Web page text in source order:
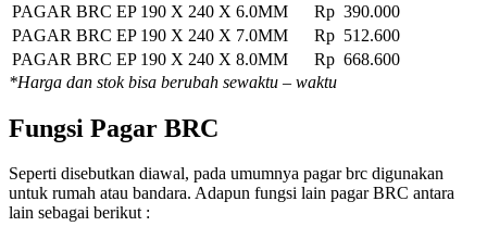
PAGAR BRC EP 190 X 240 X 6.0MM
Rp 390.000
PAGAR BRC EP 190 X 240 X 7.0MM
Rp 512.600
PAGAR BRC EP 190 X 240 X 8.0MM
Rp 668.600
*Harga dan stok bisa berubah sewaktu – waktu
Fungsi Pagar BRC
Seperti disebutkan diawal, pada umumnya pagar brc digunakan
untuk rumah atau bandara. Adapun fungsi lain pagar BRC antara
lain sebagai berikut :